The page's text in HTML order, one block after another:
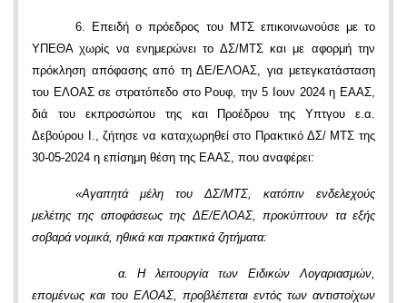
6. Επειδή ο πρόεδρος του ΜΤΣ επικοινωνούσε με το
ΥΠΕΘΑ χωρίς να ενημερώνει το ΔΣ/ΜΤΣ και με αφορμή την
πρόκληση απόφασης από τη ΔΕ/ΕΛΟΑΣ, για μετεγκατάσταση
του ΕΛΟΑΣ σε στρατόπεδο στο Ρουφ, την 5 Ιουν 2024 η ΕΑΑΣ,
διά του εκπροσώπου της και Προέδρου της Υπτγου ε.α.
Δεβούρου Ι., ζήτησε να καταχωρηθεί στο Πρακτικό ΔΣ/ ΜΤΣ της
30-05-2024 η επίσημη θέση της ΕΑΑΣ, που αναφέρει:
«Αγαπητά μέλη του ΔΣ/ΜΤΣ, κατόπιν ενδελεχούς
μελέτης της αποφάσεως της ΔΕ/ΕΛΟΑΣ, προκύπτουν τα εξής
σοβαρά νομικά, ηθικά και πρακτικά ζητήματα:
α. Η λειτουργία των Ειδικών Λογαριασμών,
επομένως και του ΕΛΟΑΣ, προβλέπεται εντός των αντιστοίχων